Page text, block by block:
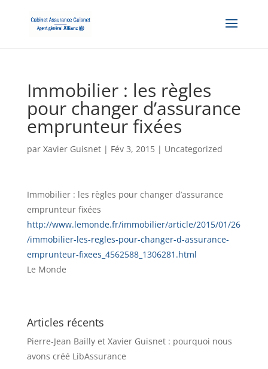
Immobilier : les règles
pour changer d’assurance
emprunteur fixées
par Xavier Guisnet| Fév 3, 2015| Uncategorized
Immobilier : les règles pour changer d’assurance
emprunteur fixées
http://www.lemonde.fr/immobilier/article/2015/01/26
/immobilier-les-regles-pour-changer-d-assurance-
emprunteur-fixees_4562588_1306281.html
Le Monde
Articles récents
Pierre-Jean Bailly et Xavier Guisnet : pourquoi nous
avons créé LibAssurance